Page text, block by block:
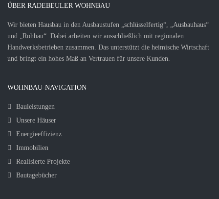
ÜBER RADEBEULER WOHNBAU
Wir bieten Hausbau in den Ausbaustufen „schlüsselfertig“, „Ausbauhaus“
und „Rohbau“. Dabei arbeiten wir ausschließlich mit regionalen
Handwerksbetrieben zusammen. Das unterstützt die heimische Wirtschaft
und bringt ein hohes Maß an Vertrauen für unsere Kunden.
WOHNBAU-NAVIGATION
Bauleistungen
Unsere Häuser
Energieeffizienz
Immobilien
Realisierte Projekte
Bautagebücher